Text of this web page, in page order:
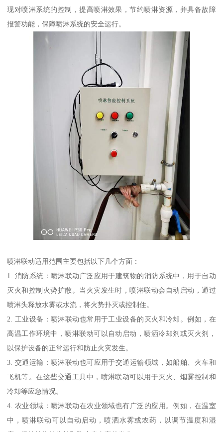
现对喷淋系统的控制，提高喷淋效果，节约喷淋资源，并具备故障
报警功能，保障喷淋系统的安全运行。
喷淋联动适用范围主要包括以下几个方面：
1. 消防系统：喷淋联动广泛应用于建筑物的消防系统中，用于自动
灭火和控制火势扩散。当火灾发生时，喷淋联动会自动启动，通过
喷淋头释放水雾或水流，将火势扑灭或控制住。
2. 工业设备：喷淋联动也常用于工业设备的灭火和冷却。例如，在
高温工作环境中，喷淋联动可以自动启动，喷洒冷却剂或灭火剂，
以保护设备的正常运行和防止火灾发生。
3. 交通运输：喷淋联动也可应用于交通运输领域，如船舶、火车和
飞机等。在这些交通工具中，喷淋联动可以用于灭火、烟雾控制和
冷却等应急情况。
4. 农业领域：喷淋联动在农业领域也有广泛的应用。例如，在温室
中，喷淋联动可以自动启动，喷洒水雾或农药，以调节温度和湿